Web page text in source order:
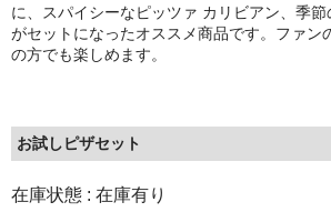
に、スパイシーなピッツァ カリビアン、季
がセットになったオススメ商品です。ファン
の方でも楽しめます。
お試しピザセット
在庫状態 : 在庫有り